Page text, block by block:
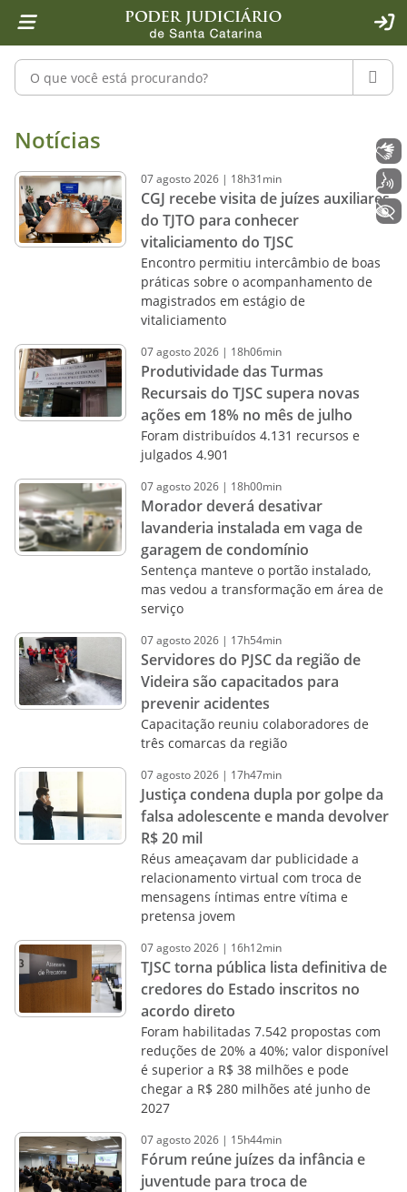
1 Ir para o conteúdo
2 Ir para a ferramenta de acessibilidade - Rybená
4 Ir para o menu principal
5 Ir para a pesquisa
6 Ir para o rodapé
7 Ir para a página inicial
Pesquisar no portal
Notícias - Imprensa - Poder
Notícias
07agosto2026 | 18h31min
CGJ recebe visita de juízes auxiliares
do TJTO para conhecer
vitaliciamento do TJSC
Encontro permitiu intercâmbio de boas
práticas sobre o acompanhamento de
magistrados em estágio de
vitaliciamento
07agosto2026 | 18h06min
Produtividade das Turmas
Recursais do TJSC supera novas
ações em 18% no mês de julho
Foram distribuídos 4.131 recursos e
julgados 4.901
07agosto2026 | 18h00min
Morador deverá desativar
lavanderia instalada em vaga de
garagem de condomínio
Sentença manteve o portão instalado,
mas vedou a transformação em área de
serviço
07agosto2026 | 17h54min
Servidores do PJSC da região de
Videira são capacitados para
prevenir acidentes
Capacitação reuniu colaboradores de
três comarcas da região
07agosto2026 | 17h47min
Justiça condena dupla por golpe da
falsa adolescente e manda devolver
R$ 20 mil
Réus ameaçavam dar publicidade a
relacionamento virtual com troca de
mensagens íntimas entre vítima e
pretensa jovem
07agosto2026 | 16h12min
TJSC torna pública lista definitiva de
credores do Estado inscritos no
acordo direto
Foram habilitadas 7.542 propostas com
reduções de 20% a 40%; valor disponível
é superior a R$ 38 milhões e pode
chegar a R$ 280 milhões até junho de
2027
07agosto2026 | 15h44min
Fórum reúne juízes da infância e
juventude para troca de
+ Acessibilidade